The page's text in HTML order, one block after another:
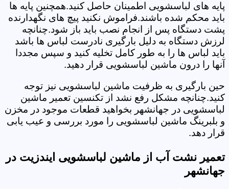
پایه های لباسشویی اطمینان حاصل کنید.همچنین پایه ها
باید محکم شده باشند.فراموش نکنید پیچ های نگهدارنده
پشت دستگاه پس از انجام نصب باید باز شود.چنانچه
لرزش دستگاه به دلیل بارگیری نادرست لباس ها باشد
باید لباس ها را به طور کامل تخلیه کنید و سپس مجددا
آنها را درون ماشین لباسشویی قرار دهید.
حین بارگیری به ظرفیت ماشین لباسشویی نیز توجه
کنید.چنانچه مشکل رفع نشد از تکنسین تعمیر ماشین
لباسشویی در جهانشهر بخواهید قطعات موجود در مخزن
و بلبرینگ ماشین لباسشویی را مورد بررسی و عیب یابی
قرار دهد.
تعمیر نشت آب از ماشین لباسشویی ایندزیت در
جهانشهر